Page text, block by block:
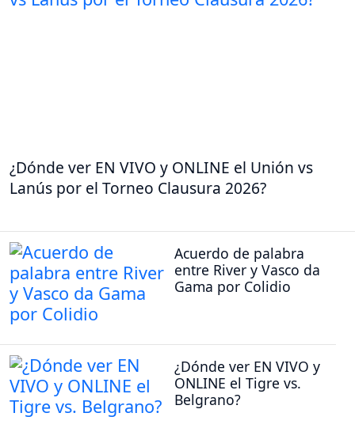
¿Dónde ver EN VIVO y ONLINE el Unión vs
Lanús por el Torneo Clausura 2026?
Acuerdo de palabra
entre River y Vasco da
Gama por Colidio
¿Dónde ver EN VIVO y
ONLINE el Tigre vs.
Belgrano?